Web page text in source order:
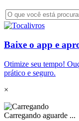
Baixe o app e
Otimize seu tempo!
prático e seguro.
×
Carregando aguarde ...